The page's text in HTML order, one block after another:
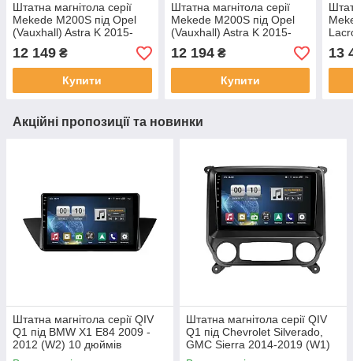
Штатна магнітола серії
Mekede M200S під Opel
(Vauxhall) Astra K 2015-
2019 Buick Verano 2015-
2021 (W1) 9 дюймів
12 149 ₴
Купити
Штатна магнітола серії
Mekede M200S під Opel
(Vauxhall) Astra K 2015-
2019 Buick Verano 2015-
2021 (W2) 9 дюймів
12 194₴
Купити
13
Акційні пропозиції та новинки
Штатна магнітола серії QIV
Q1 під BMW X1 E84 2009 -
2012 (W2) 10 дюймів
Штатна магнітола серії QIV
Q1 під Chevrolet Silverado,
GMC Sierra 2014-2019 (W1)
10 дюймів